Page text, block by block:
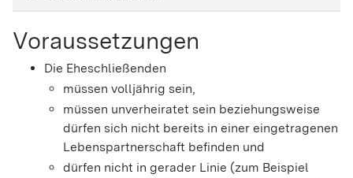
Voraussetzungen
Die Eheschließenden
müssen volljährig sein,
müssen unverheiratet sein beziehungsweise
dürfen sich nicht bereits in einer eingetragenen
Lebenspartnerschaft befinden und
dürfen nicht in gerader Linie (zum Beispiel